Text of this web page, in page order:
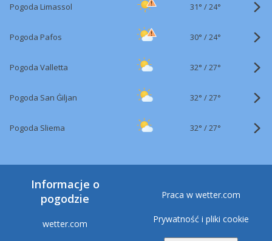
Pogoda Limassol 31° /24°
Pogoda Pafos 30° /24°
Pogoda Valletta 32° /27°
Pogoda San Ġiljan 32° /27°
Pogoda Sliema 32° /27°
Informacje o
pogodzie
wetter.com
Praca w wetter.com
Prywatność i pliki cookie